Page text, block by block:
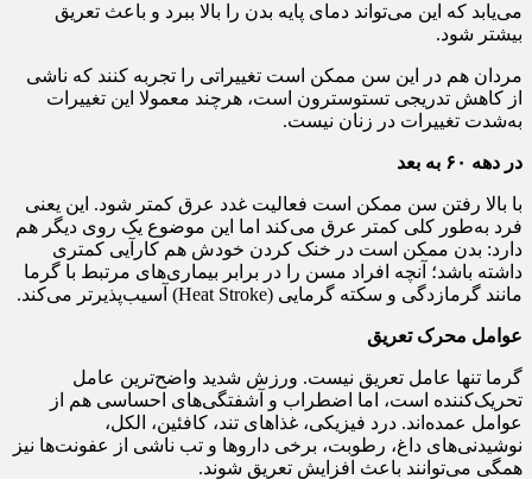
می‌یابد که این می‌تواند دمای پایه بدن را بالا ببرد و باعث تعریق
بیشتر شود.
مردان هم در این سن ممکن است تغییراتی را تجربه کنند که ناشی
از کاهش تدریجی تستوسترون است، هرچند معمولا این تغییرات
به‌شدت تغییرات در زنان نیست.
در دهه ۶۰ به بعد
با بالا رفتن سن ممکن است فعالیت غدد عرق کمتر شود. این یعنی
فرد به‌طور کلی کمتر عرق می‌کند اما این موضوع یک روی دیگر هم
دارد: بدن ممکن است در خنک کردن خودش هم کارآیی کمتری
داشته باشد؛ آنچه افراد مسن را در برابر بیماری‌های مرتبط با گرما
مانند گرمازدگی و سکته گرمایی (Heat Stroke) آسیب‌پذیرتر می‌کند.
عوامل محرک تعریق
گرما تنها عامل تعریق نیست. ورزش شدید واضح‌ترین عامل
تحریک‌کننده است، اما اضطراب و آشفتگی‌های احساسی هم از
عوامل عمده‌اند. درد فیزیکی، غذاهای تند، کافئین، الکل،
نوشیدنی‌های داغ، رطوبت، برخی داروها و تب ناشی از عفونت‌ها نیز
همگی می‌توانند باعث افزایش تعریق شوند.